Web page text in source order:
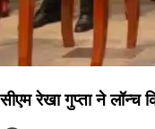
सीएम रेखा गुप्ता ने लॉन्च